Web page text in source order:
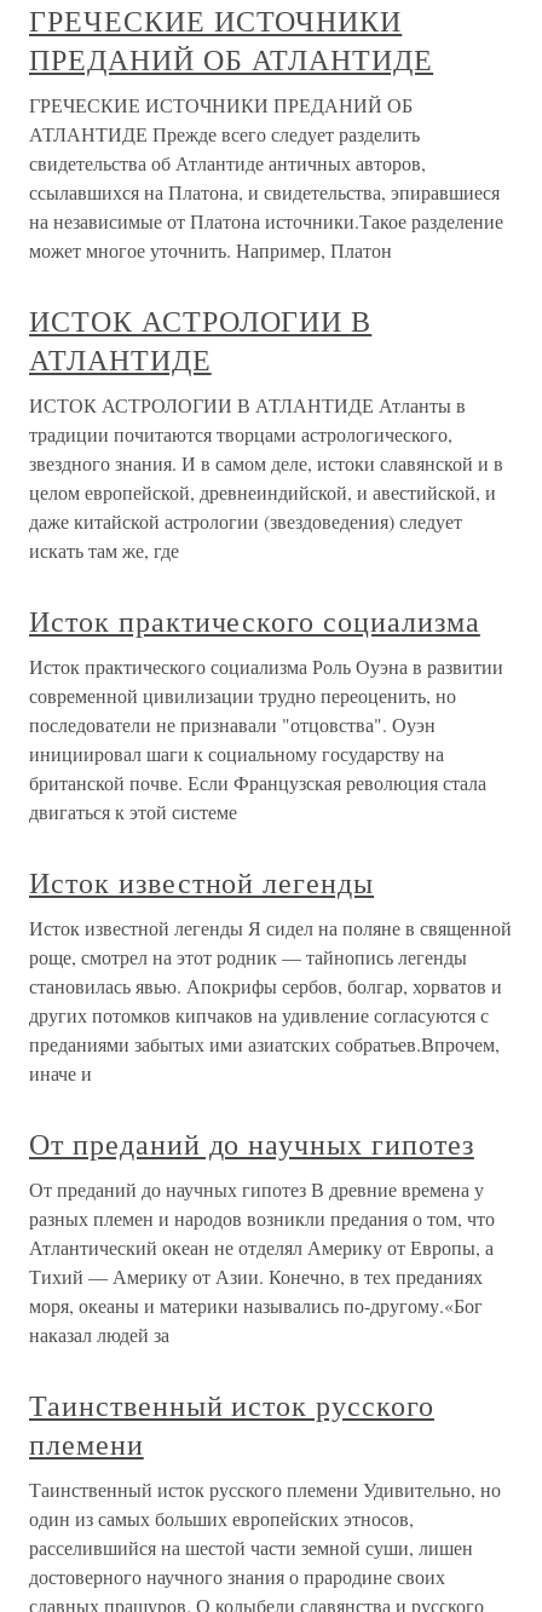
ГРЕЧЕСКИЕ ИСТОЧНИКИ
ПРЕДАНИЙ ОБ АТЛАНТИДЕ
ГРЕЧЕСКИЕ ИСТОЧНИКИ ПРЕДАНИЙ ОБ
АТЛАНТИДЕ Прежде всего следует разделить
свидетельства об Атлантиде античных авторов,
ссылавшихся на Платона, и свидетельства, эпиравшиеся
на независимые от Платона источники.Такое разделение
может многое уточнить. Например, Платон
ИСТОК АСТРОЛОГИИ В
АТЛАНТИДЕ
ИСТОК АСТРОЛОГИИ В АТЛАНТИДЕ Атланты в
традиции почитаются творцами астрологического,
звездного знания. И в самом деле, истоки славянской и в
целом европейской, древнеиндийской, и авестийской, и
даже китайской астрологии (звездоведения) следует
искать там же, где
Исток практического социализма
Исток практического социализма Роль Оуэна в развитии
современной цивилизации трудно переоценить, но
последователи не признавали "отцовства". Оуэн
инициировал шаги к социальному государству на
британской почве. Если Французская революция стала
двигаться к этой системе
Исток известной легенды
Исток известной легенды Я сидел на поляне в священной
роще, смотрел на этот родник — тайнопись легенды
становилась явью. Апокрифы сербов, болгар, хорватов и
других потомков кипчаков на удивление согласуются с
преданиями забытых ими азиатских собратьев.Впрочем,
иначе и
От преданий до научных гипотез
От преданий до научных гипотез В древние времена у
разных племен и народов возникли предания о том, что
Атлантический океан не отделял Америку от Европы, а
Тихий — Америку от Азии. Конечно, в тех преданиях
моря, океаны и материки назывались по-другому.«Бог
наказал людей за
Таинственный исток русского
племени
Таинственный исток русского племени Удивительно, но
один из самых больших европейских этносов,
расселившийся на шестой части земной суши, лишен
достоверного научного знания о прародине своих
славных пращуров. О колыбели славянства и русского